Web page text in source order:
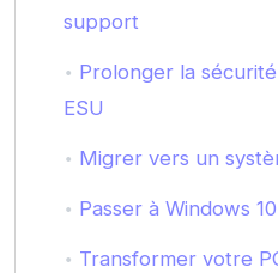
support
Prolonger la
ESU
Migrer vers un
Passer à Windows
Transformer votre